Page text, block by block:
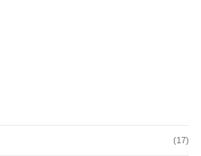
(17)